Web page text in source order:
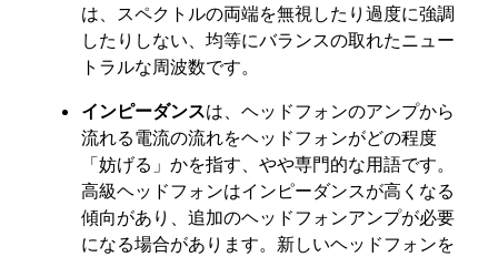
は、スペクトルの両端を無視したり過度に強調
したりしない、均等にバランスの取れたニュー
トラルな周波数です。
インピーダンスは、ヘッドフォンのアンプから
流れる電流の流れをヘッドフォンがどの程度
「妨げる」かを指す、やや専門的な用語です。
高級ヘッドフォンはインピーダンスが高くなる
傾向があり、追加のヘッドフォンアンプが必要
になる場合があります。新しいヘッドフォンを